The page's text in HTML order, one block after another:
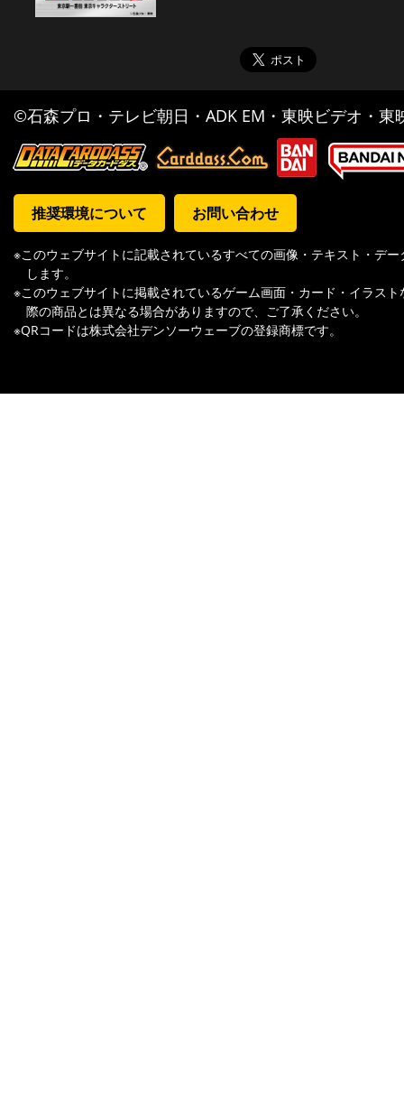
©石森プロ・テレビ朝日・ADK EM・東映ビデオ・
推奨環境について お問い合わせ
※このウェブサイトに記載されているすべての画像・テキスト・デ
します。
※このウェブサイトに掲載されているゲーム画面・カード・イラス
際の商品とは異なる場合がありますので、ご了承ください。
※QRコードは株式会社デンソーウェーブの登録商標です。